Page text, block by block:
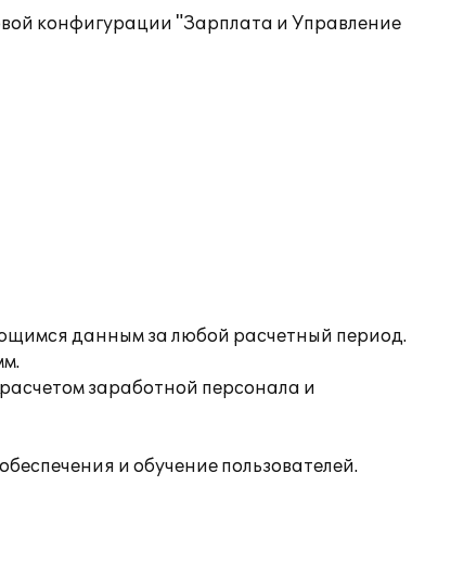
конфигурации "Зарплата и Управление
данным за любой расчетный период.
заработной персонала и
и обучение пользователей.